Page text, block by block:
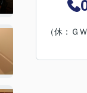
（休：Ｇ